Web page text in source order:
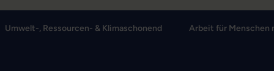
Umwelt-, Ressourcen- & Klimaschonend Arbeit für Menschen